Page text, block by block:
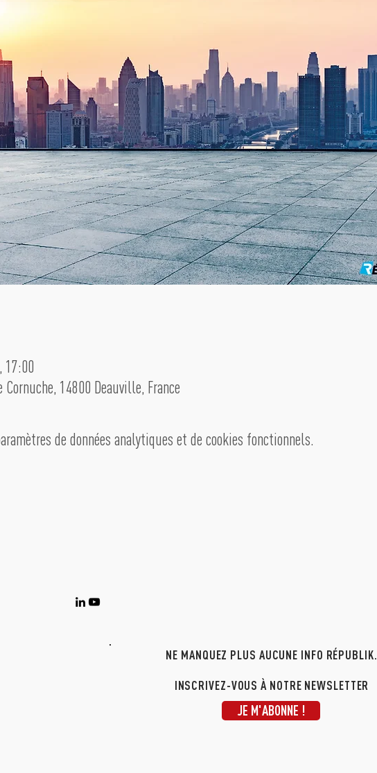
17:00
14800 Deauville, France
de données analytiques et de cookies fonctionnels.
NE MANQUEZ PLUS AUCUNE INFO RÉPUBLIK.
INSCRIVEZ-VOUS À NOTRE NEWSLETTER
JE M'ABONNE !